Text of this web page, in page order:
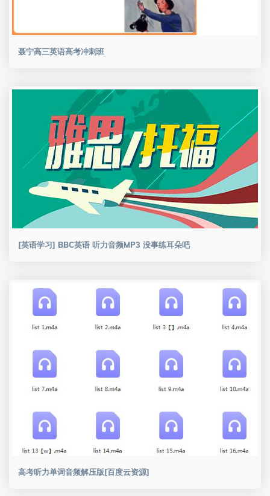
聂宁高三英语高考冲刺班
[英语学习] BBC英语 听力音频MP3 没事练耳朵吧
高考听力单词音频解压版[百度云资源]